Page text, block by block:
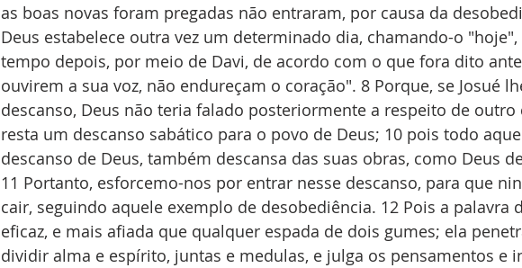
as boas novas foram pregadas não entraram, por causa da
Deus estabelece outra vez um determinado dia, chamando-o
tempo depois, por meio de Davi, de acordo com o que fora dito
ouvirem a sua voz, não endureçam o coração". 8 Porque, se Josué
descanso, Deus não teria falado posteriormente a respeito de outro
resta um descanso sabático para o povo de Deus; 10 pois todo
descanso de Deus, também descansa das suas obras, como Deus
11 Portanto, esforcemo-nos por entrar nesse descanso, para que
cair, seguindo aquele exemplo de desobediência. 12 Pois a palavra
eficaz, e mais afiada que qualquer espada de dois gumes; ela
dividir alma e espírito, juntas e medulas, e julga os pensamentos e